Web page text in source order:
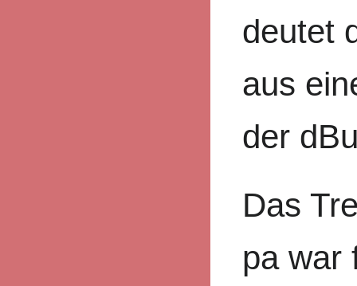
deutet
aus
der
Das
pa war